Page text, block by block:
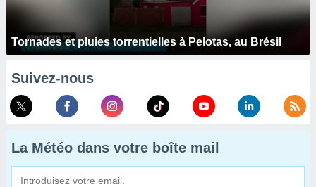
Tornades et pluies torrentielles à Pelotas, au Brésil
Suivez-nous
La Météo dans votre boîte mail